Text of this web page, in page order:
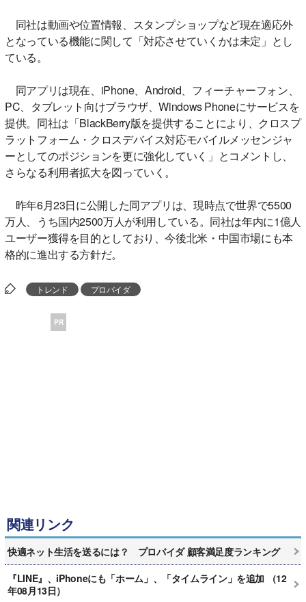
同社は動画や位置情報、スタンプショップなど現在適応外
となっている機能に関して「対応させていくかは未定」とし
ている。
同アプリは現在、iPhone、Android、フィーチャーフォン、
PC、タブレット向けブラウザ、Windows Phoneにサービスを
提供。同社は「BlackBerry版を提供することにより、クロスプ
ラットフォーム・クロスデバイス対応モバイルメッセンジャ
ーとしてのポジションを更に強化していく」とコメントし、
さらなる利用者拡大を図っていく。
昨年6月23日に公開した同アプリは、現時点で世界で5500
万人、うち国内2500万人が利用している。同社は年内に1億人
ユーザー獲得を目的としており、今後北米・中国市場にも本
格的に進出する方針だ。
トレンド プロバイダ
PR
関連リンク
快適ネット生活を送るには？ プロバイダ 顧客満足度ランキング
『LINE』、iPhoneにも「ホーム」、「タイムライン」を追加 （12
年08月13日）